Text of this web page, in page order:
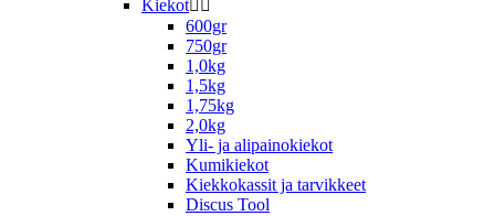
Kiekot 
600gr
750gr
1,0kg
1,5kg
1,75kg
2,0kg
Yli- ja alipainokiekot
Kumikiekot
Kiekkokassit ja tarvikkeet
Discus Tool